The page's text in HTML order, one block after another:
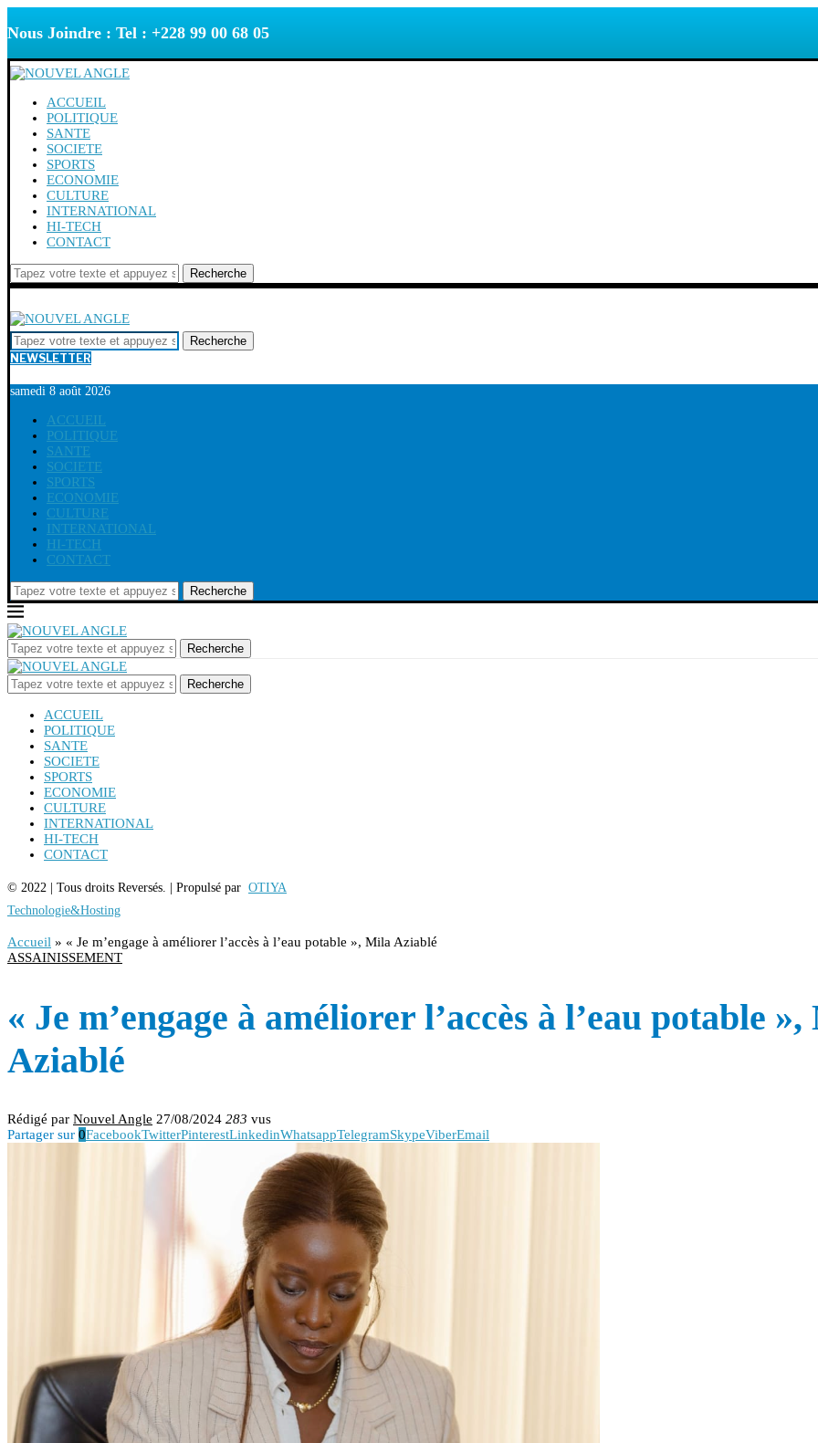
Nous Joindre : Tel : +228 99 00 68 05
ACCUEIL
POLITIQUE
SANTE
SOCIETE
SPORTS
ECONOMIE
CULTURE
INTERNATIONAL
HI-TECH
CONTACT
Recherche
Recherche
NEWSLETTER
samedi 8 août 2026
ACCUEIL
POLITIQUE
SANTE
SOCIETE
SPORTS
ECONOMIE
CULTURE
INTERNATIONAL
HI-TECH
CONTACT
Recherche
Recherche
Recherche
ACCUEIL
POLITIQUE
SANTE
SOCIETE
SPORTS
ECONOMIE
CULTURE
INTERNATIONAL
HI-TECH
CONTACT
© 2022 | Tous droits Reversés. | Propulsé par OTIYA
Technologie&Hosting
Accueil » « Je m’engage à améliorer l’accès à l’eau potable », Mila Aziablé
ASSAINISSEMENT
« Je m’engage à améliorer l’accès à l’eau potable
Aziablé
Rédigé par Nouvel Angle 27/08/2024 283 vus
Partager sur 0FacebookTwitterPinterestLinkedinWhatsappTelegramSkypeViberEmail